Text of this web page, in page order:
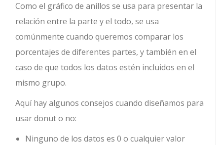
Como el gráfico de anillos se usa para presentar la
relación entre la parte y el todo, se usa
comúnmente cuando queremos comparar los
porcentajes de diferentes partes, y también en el
caso de que todos los datos estén incluidos en el
mismo grupo.
Aquí hay algunos consejos cuando diseñamos para
usar donut o no:
Ninguno de los datos es 0 o cualquier valor